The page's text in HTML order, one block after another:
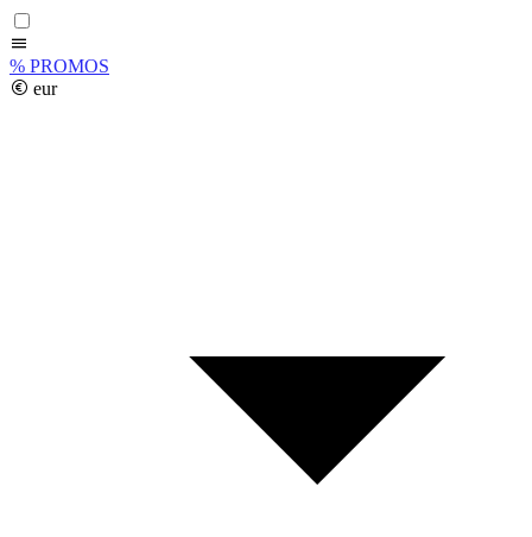
% PROMOS
eur